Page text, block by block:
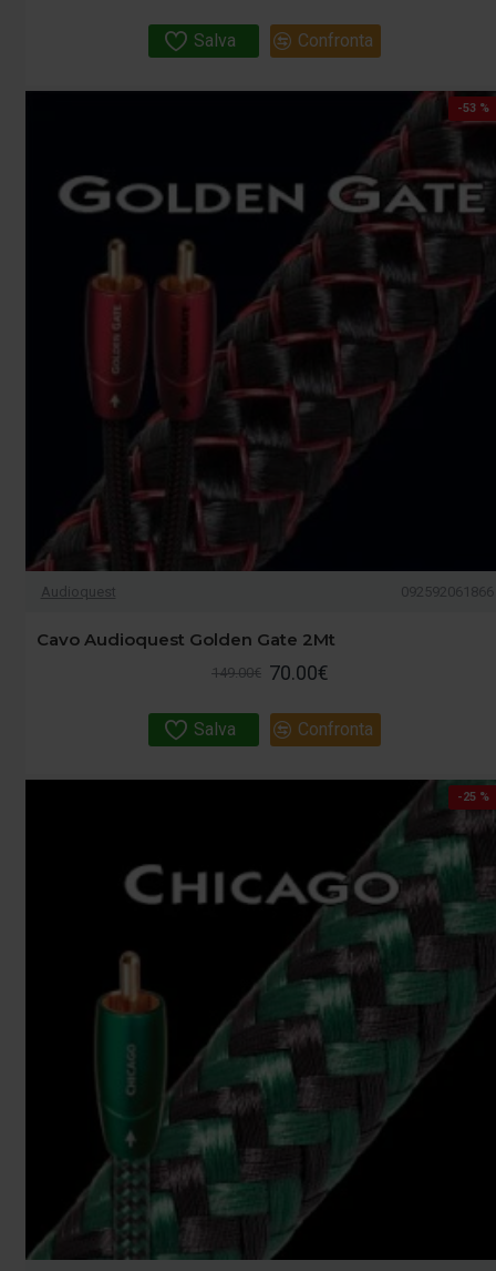
Salva Confronta
-53 %
Audioquest 092592061866
Cavo Audioquest Golden Gate 2Mt
70.00€
149.00€
Salva Confronta
-25 %